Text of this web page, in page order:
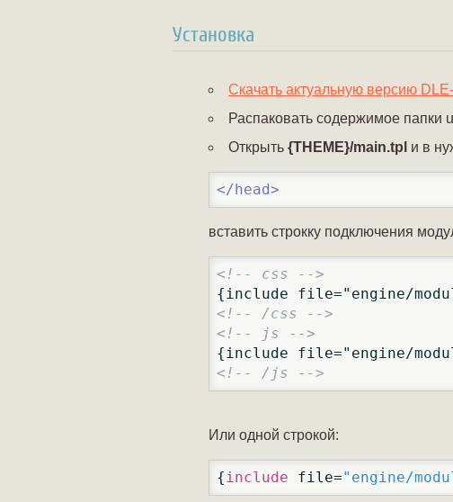
Установка
Скачать актуальную версию
Распаковать содержимое папки
Открыть {THEME}/main.tpl и в
</head>
вставить строкку подключения
<!-- css -->
<!-- /css -->
<!-- js -->
<!-- /js -->
Или одной строкой:
{include file="engine/